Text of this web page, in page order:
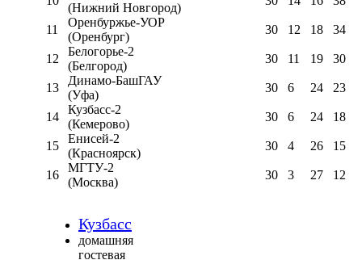
(Нижний Новгород)
11
Оренбуржье-УОР
(Оренбург)
30 12 18 34
12
Белогорье-2
(Белгород)
30 11 19 30
13
Динамо-БашГАУ
(Уфа)
30 6 24 23
14
Кузбасс-2
(Кемерово)
30 6 24 18
15
Енисей-2
(Красноярск)
30 4 26 15
16
МГТУ-2
(Москва)
30 3 27 12
Кузбасс
домашняя
гостевая